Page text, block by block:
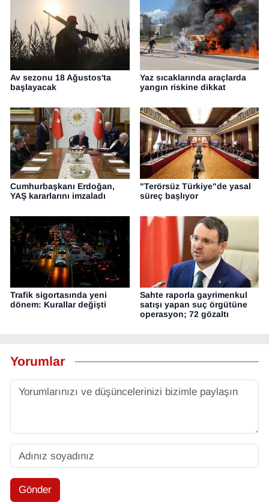
Av sezonu 18 Ağustos'ta
başlayacak
Yaz sıcaklarında araçlarda
yangın riskine dikkat
Cumhurbaşkanı Erdoğan,
YAŞ kararlarını imzaladı
"Terörsüz Türkiye"de yasal
süreç başlıyor
Trafik sigortasında yeni
dönem: Kurallar değişti
Sahte raporla gayrimenkul
satışı yapan suç örgütüne
operasyon; 72 gözaltı
Yorumlar
Gönder